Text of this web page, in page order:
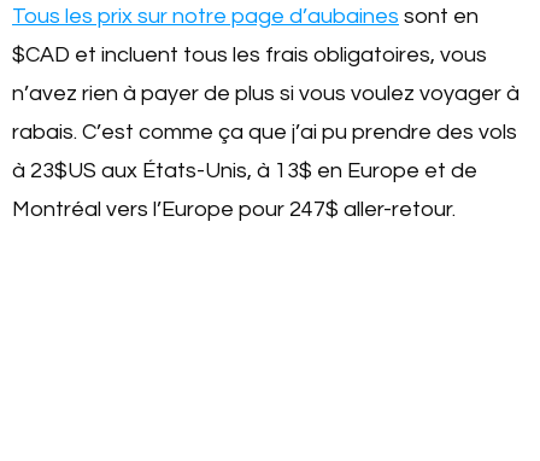
Tous les prix sur notre page d’aubaines sont en
$CAD et incluent tous les frais obligatoires, vous
n’avez rien à payer de plus si vous voulez voyager à
rabais. C’est comme ça que j’ai pu prendre des vols
à 23$US aux États-Unis, à 13$ en Europe et de
Montréal vers l’Europe pour 247$ aller-retour.